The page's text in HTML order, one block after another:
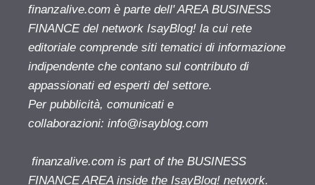
finanzalive.com è parte dell' AREA BUSINESS
FINANCE del network IsayBlog! la cui rete
editoriale comprende siti tematici di informazione
indipendente che contano sul contributo di
appassionati ed esperti del settore.
Per pubblicità, comunicati e
collaborazioni: info@isayblog.com
finanzalive.com is part of the BUSINESS
FINANCE AREA inside the IsayBlog! network.